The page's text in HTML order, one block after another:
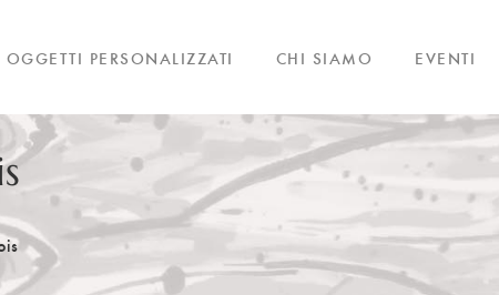
OGGETTI PERSONALIZZATI CHI SIAMO EVENTI